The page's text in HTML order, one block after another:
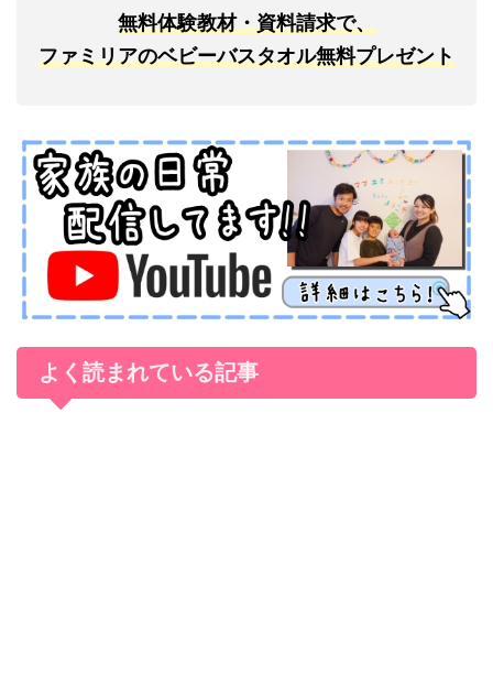
無料体験教材・資料請求で、
ファミリアのベビーバスタオル無料プレゼント
よく読まれている記事